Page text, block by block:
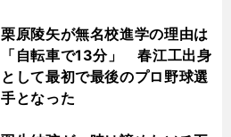
栗原陵矢が無名校進学の理由は
「自転車で13分」 春江工出身
として最初で最後のプロ野球選
手となった